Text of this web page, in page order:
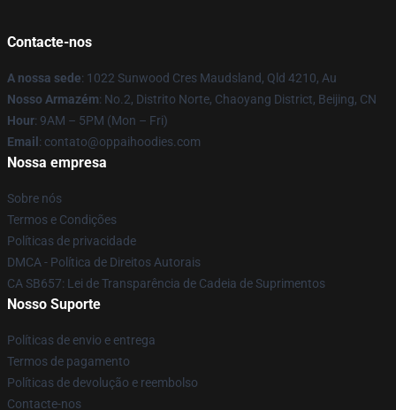
Contacte-nos
A nossa sede: 1022 Sunwood Cres Maudsland, Qld 4210, Au
Nosso Armazém: No.2, Distrito Norte, Chaoyang District, Beijing, CN
Hour: 9AM – 5PM (Mon – Fri)
Email : contato@oppaihoodies.com
Nossa empresa
Sobre nós
Termos e Condições
Políticas de privacidade
DMCA - Política de Direitos Autorais
CA SB657: Lei de Transparência de Cadeia de Suprimentos
Nosso Suporte
Políticas de envio e entrega
Termos de pagamento
Políticas de devolução e reembolso
Contacte-nos